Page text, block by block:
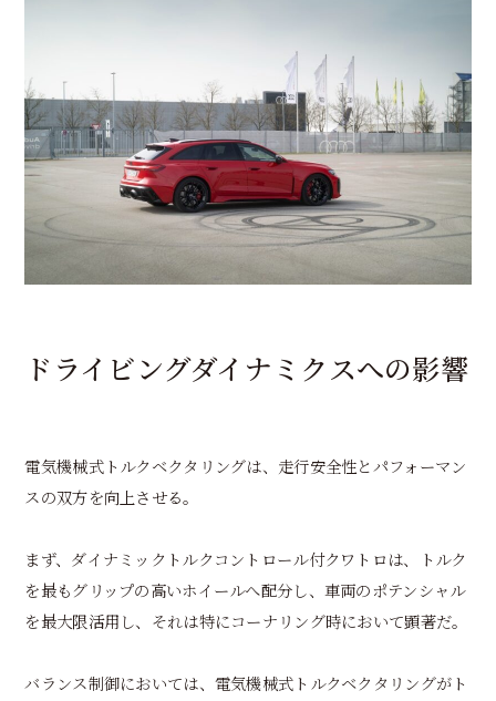
ドライビングダイナミクスへの影響
電気機械式トルクベクタリングは、走行安全性とパフォーマン
スの双方を向上させる。
まず、ダイナミックトルクコントロール付クワトロは、トルク
を最もグリップの高いホイールへ配分し、車両のポテンシャル
を最大限活用し、それは特にコーナリング時において顕著だ。
バランス制御においては、電気機械式トルクベクタリングがト